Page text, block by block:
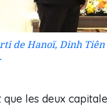
de Hanoï, Dinh
que les deux